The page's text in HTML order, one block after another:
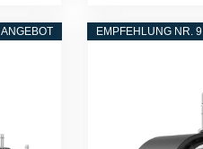
ANGEBOT EMPFEHLUNG NR. 9